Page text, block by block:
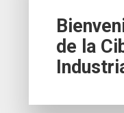
de la